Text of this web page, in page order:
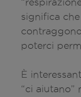
significa
poterci
È
“ci aiutano”